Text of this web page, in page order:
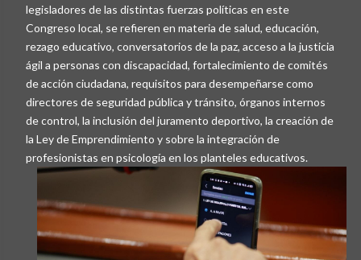
legisladores de las distintas fuerzas políticas en este
Congreso local, se refieren en materia de salud, educación,
rezago educativo, conversatorios de la paz, acceso a la justicia
ágil a personas con discapacidad, fortalecimiento de comités
de acción ciudadana, requisitos para desempeñarse como
directores de seguridad pública y tránsito, órganos internos
de control, la inclusión del juramento deportivo, la creación de
la Ley de Emprendimiento y sobre la integración de
profesionistas en psicología en los planteles educativos.